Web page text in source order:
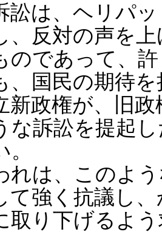
は、ヘリパッ
、反対の声を
のであって、
国民の期待を
新政権が、旧
な訴訟を提起
は、このよう
て強く抗議し
取り下げるよ